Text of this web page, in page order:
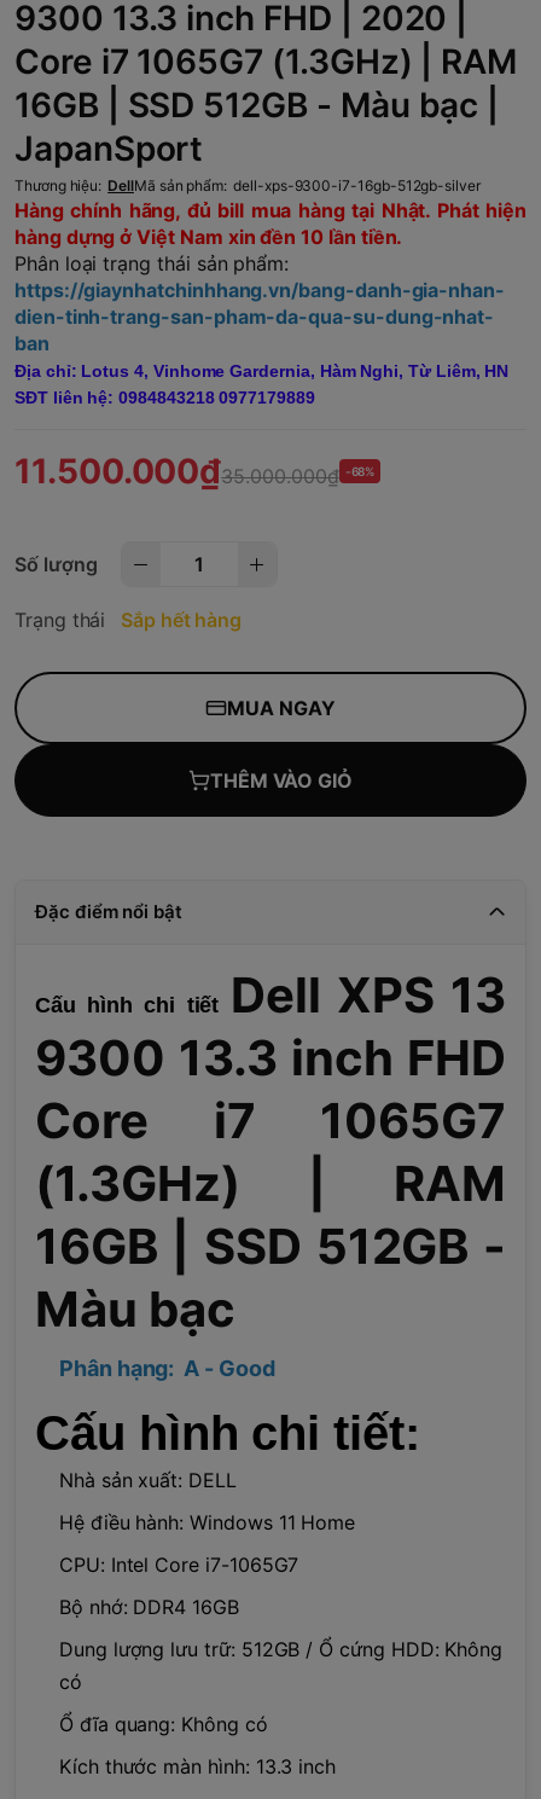
9300 13.3 inch FHD | 2020 |
Core i7 1065G7 (1.3GHz) | RAM
16GB | SSD 512GB - Màu bạc |
JapanSport
Thương hiệu: DellMã sản phẩm: dell-xps-9300-i7-16gb-512gb-silver
Hàng chính hãng, đủ bill mua hàng tại Nhật. Phát hiện
hàng dựng ở Việt Nam xin đền 10 lần tiền.
Phân loại trạng thái sản phẩm:
https://giaynhatchinhhang.vn/bang-danh-gia-nhan-
dien-tinh-trang-san-pham-da-qua-su-dung-nhat-
ban
Địa chỉ: Lotus 4, Vinhome Gardernia, Hàm Nghi, Từ Liêm, HN
SĐT liên hệ: 0984843218 0977179889
11.500.000₫35.000.000₫ -68%
Số lượng
Trạng thái Sắp hết hàng
MUA NGAY
THÊM VÀO GIỎ
Đặc điểm nổi bật
Cấu hình chi tiết Dell XPS 13
9300 13.3 inch FHD
Core i7 1065G7
(1.3GHz) | RAM
16GB | SSD 512GB -
Màu bạc
Phân hạng: A - Good
Cấu hình chi tiết:
Nhà sản xuất: DELL
Hệ điều hành: Windows 11 Home
CPU: Intel Core i7-1065G7
Bộ nhớ: DDR4 16GB
Dung lượng lưu trữ: 512GB / Ổ cứng HDD: Không
có
Ổ đĩa quang: Không có
Kích thước màn hình: 13.3 inch